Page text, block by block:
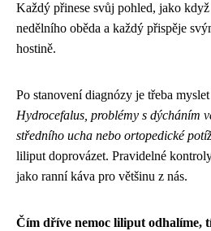
Každý přinese svůj pohled, jako když
nedělního oběda a každý přispěje
hostině.
Po stanovení diagnózy je třeba
Hydrocefalus, problémy s dýcháním
středního ucha nebo ortopedické
liliput doprovázet. Pravidelné
jako ranní káva pro většinu z nás.
Čím dříve nemoc liliput odhalíme,